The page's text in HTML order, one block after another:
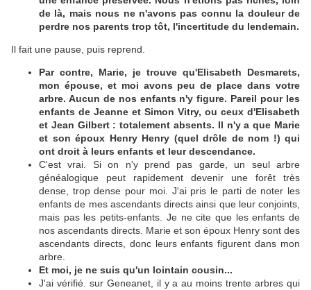
de là, mais nous ne n'avons pas connu la douleur de
perdre nos parents trop tôt, l'incertitude du lendemain.
Il fait une pause, puis reprend.
Par contre, Marie, je trouve qu'Elisabeth Desmarets,
mon épouse, et moi avons peu de place dans votre
arbre. Aucun de nos enfants n'y figure. Pareil pour les
enfants de Jeanne et Simon Vitry, ou ceux d'Elisabeth
et Jean Gilbert : totalement absents. Il n'y a que Marie
et son époux Henry Henry (quel drôle de nom !) qui
ont droit à leurs enfants et leur descendance.
C'est vrai. Si on n'y prend pas garde, un seul arbre
généalogique peut rapidement devenir une forêt très
dense, trop dense pour moi. J'ai pris le parti de noter les
enfants de mes ascendants directs ainsi que leur conjoints,
mais pas les petits-enfants. Je ne cite que les enfants de
nos ascendants directs. Marie et son époux Henry sont des
ascendants directs, donc leurs enfants figurent dans mon
arbre.
Et moi, je ne suis qu'un lointain cousin...
J'ai vérifié. sur Geneanet, il y a au moins trente arbres qui